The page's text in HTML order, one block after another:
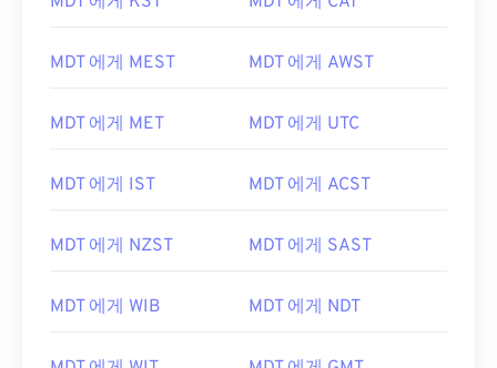
MDT 에게 MEST MDT 에게 AWST
MDT 에게 MET MDT 에게 UTC
MDT 에게 IST MDT 에게 ACST
MDT 에게 NZST MDT 에게 SAST
MDT 에게 WIB MDT 에게 NDT